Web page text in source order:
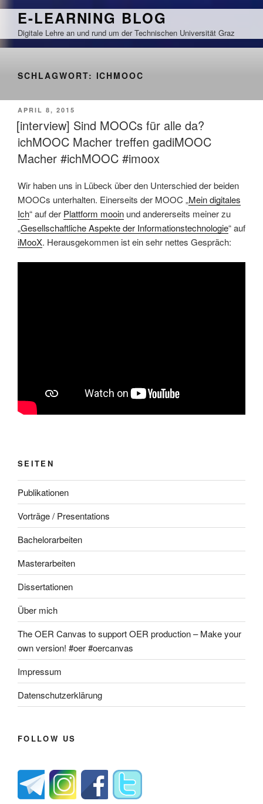
Zum
springen
E-LEARNING BLOG
Digitale Lehre an und rund um der Technischen Universität Graz
SCHLAGWORT: ICHMOOC
VERÖFFENTLICHT
AM
APRIL 8, 2015
[interview] Sind MOOCs für alle da?
ichMOOC Macher treffen gadiMOOC
Macher #ichMOOC #imoox
Wir haben uns in Lübeck über den Unterschied der beiden
MOOCs unterhalten. Einerseits der MOOC „Mein digitales
Ich“ auf der Plattform mooin und andererseits meiner zu
„Gesellschaftliche Aspekte der Informationstechnologie“ auf
iMooX. Herausgekommen ist ein sehr nettes Gespräch:
SEITEN
Publikationen
Vorträge / Presentations
Bachelorarbeiten
Masterarbeiten
Dissertationen
Über mich
The OER Canvas to support OER production – Make your
own version! #oer #oercanvas
Impressum
Datenschutzerklärung
FOLLOW US